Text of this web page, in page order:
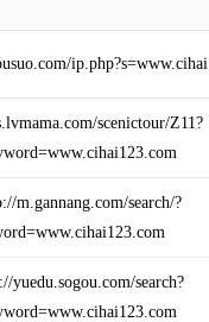
scenictour/Z11?
m.gannang.com/search/?
yuedu.sogou.com/search?